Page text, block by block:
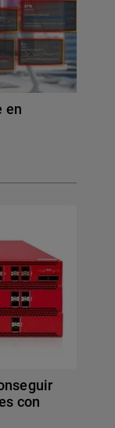
en
con